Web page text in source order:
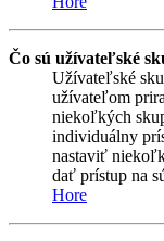
Čo sú užívateľské
Užívateľské
užívateľom
niekoľkých
individuálny
nastaviť
dať prístup na
Hore